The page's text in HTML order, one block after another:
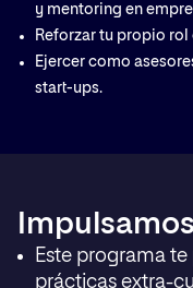
y mentoring en
Reforzar tu propio
Ejercer como
start-ups.
Este programa
prácticas extra-